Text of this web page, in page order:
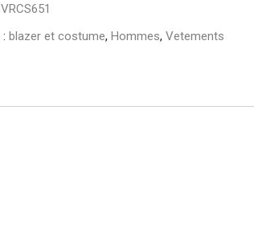
:blazer et costume,Hommes,Vetements